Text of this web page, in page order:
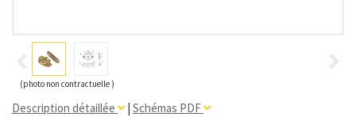
Description détaillée | Schémas PDF
(photo non contractuelle )